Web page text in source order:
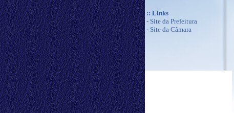
:: Links
- Site da Prefeitura
- Site da Câmara